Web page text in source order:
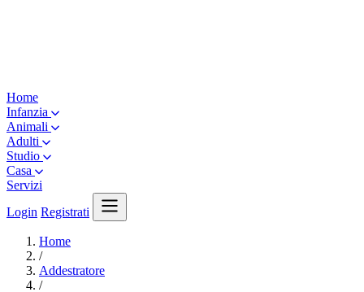
Home
Infanzia
Animali
Adulti
Studio
Casa
Servizi
Login Registrati
Home
/
Addestratore
/